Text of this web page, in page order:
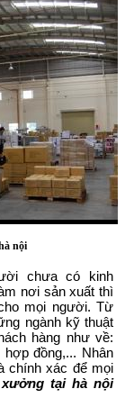
nội
chưa có kinh
nơi sản xuất thì
mọi người. Từ
ngành kỹ thuật
hàng như về:
hợp đồng,... Nhân
chính xác để mọi
tại hà nội